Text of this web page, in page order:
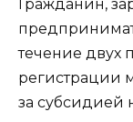
Гражданин,
течение двух
регистрации
за субсидией